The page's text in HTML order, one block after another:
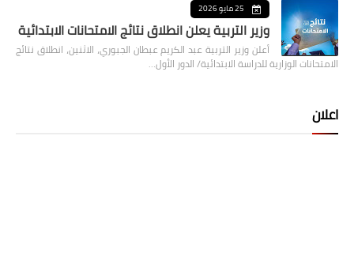
25 مايو 2026
وزير التربية يعلن انطلاق نتائج الامتحانات الابتدائية
أعلن وزير التربية عبد الكريم عبطان الجبوري، الاثنين، انطلاق نتائج
الامتحانات الوزارية للدراسة الابتدائية/ الدور الأول…
اعلان